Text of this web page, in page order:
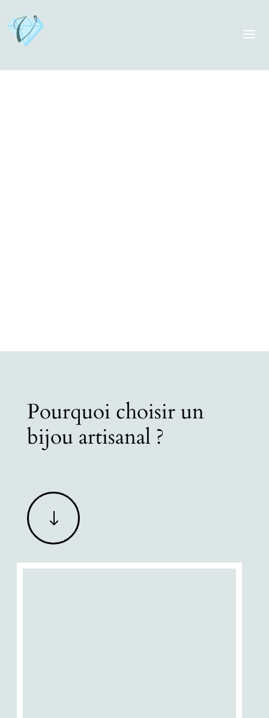
Pourquoi choisir un
bijou artisanal ?
"